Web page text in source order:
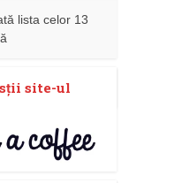
lista celor 13
site-ul